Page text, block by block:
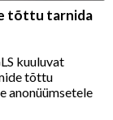
tõttu tarnida
kuuluvat
tõttu
anonüümsetele